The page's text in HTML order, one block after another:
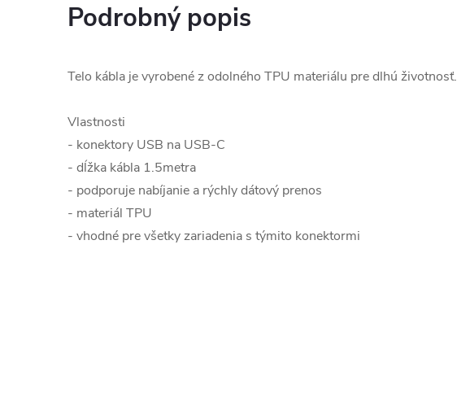
Podrobný popis
Telo kábla je vyrobené z odolného TPU materiálu pre dlhú životnosť.
Vlastnosti
- konektory USB na USB-C
- dĺžka kábla 1.5metra
- podporuje nabíjanie a rýchly dátový prenos
- materiál TPU
- vhodné pre všetky zariadenia s týmito konektormi